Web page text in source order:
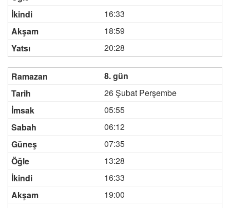
16:33
18:59
20:28
8. gün
26 Şubat Perşembe
05:55
06:12
07:35
13:28
16:33
19:00